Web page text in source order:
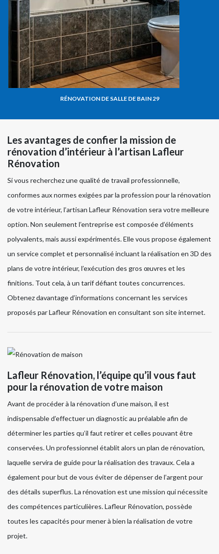
RÉNOVATION DE SALLE DE BAIN 29
Les avantages de confier la mission de
rénovation d’intérieur à l’artisan Lafleur
Rénovation
Si vous recherchez une qualité de travail professionnelle,
conformes aux normes exigées par la profession pour la rénovation
de votre intérieur, l’artisan Lafleur Rénovation sera votre meilleure
option. Non seulement l’entreprise est composée d’éléments
polyvalents, mais aussi expérimentés. Elle vous propose également
un service complet et personnalisé incluant la réalisation en 3D des
plans de votre intérieur, l’exécution des gros œuvres et les
finitions. Tout cela, à un tarif défiant toutes concurrences.
Obtenez davantage d’informations concernant les services
proposés par Lafleur Rénovation en consultant son site internet.
Lafleur Rénovation, l’équipe qu’il vous faut
pour la rénovation de votre maison
Avant de procéder à la rénovation d’une maison, il est
indispensable d’effectuer un diagnostic au préalable afin de
déterminer les parties qu’il faut retirer et celles pouvant être
conservées. Un professionnel établit alors un plan de rénovation,
laquelle servira de guide pour la réalisation des travaux. Cela a
également pour but de vous éviter de dépenser de l’argent pour
des détails superflus. La rénovation est une mission qui nécessite
des compétences particulières. Lafleur Rénovation, possède
toutes les capacités pour mener à bien la réalisation de votre
projet.